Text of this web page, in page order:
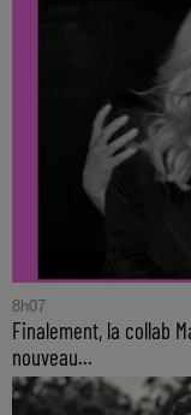
8h07
Finalement, la collab
nouveau...